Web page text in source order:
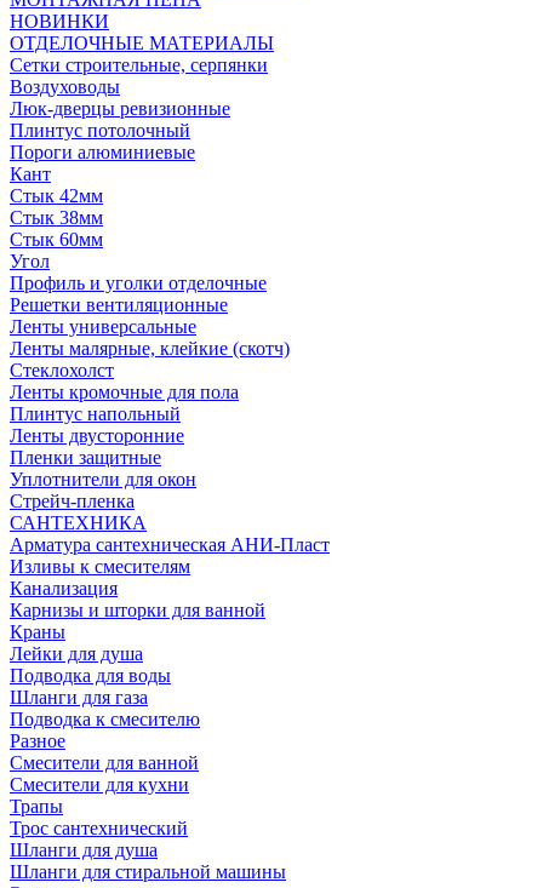
НОВИНКИ
ОТДЕЛОЧНЫЕ МАТЕРИАЛЫ
Сетки строительные, серпянки
Воздуховоды
Люк-дверцы ревизионные
Плинтус потолочный
Пороги алюминиевые
Кант
Стык 42мм
Стык 38мм
Стык 60мм
Угол
Профиль и уголки отделочные
Решетки вентиляционные
Ленты универсальные
Ленты малярные, клейкие (скотч)
Стеклохолст
Ленты кромочные для пола
Плинтус напольный
Ленты двусторонние
Пленки защитные
Уплотнители для окон
Стрейч-пленка
САНТЕХНИКА
Арматура сантехническая АНИ-Пласт
Изливы к смесителям
Канализация
Карнизы и шторки для ванной
Краны
Лейки для душа
Подводка для воды
Шланги для газа
Подводка к смесителю
Разное
Смесители для ванной
Смесители для кухни
Трапы
Трос сантехнический
Шланги для душа
Шланги для стиральной машины